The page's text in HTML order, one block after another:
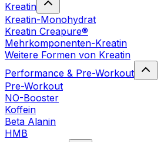
Kreatin
Kreatin-Monohydrat
Kreatin Creapure®
Mehrkomponenten-Kreatin
Weitere Formen von Kreatin
Performance & Pre-Workout
Pre-Workout
NO-Booster
Koffein
Beta Alanin
HMB